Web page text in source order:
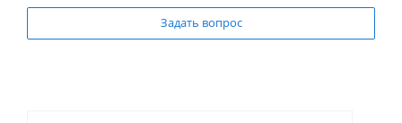
Задать вопрос